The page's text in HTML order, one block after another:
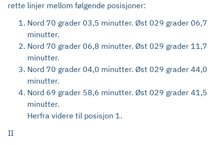
rette linjer mellom følgende posisjoner:
Nord 70 grader 03,5 minutter. Øst 029 grader 06,7
minutter.
Nord 70 grader 06,8 minutter. Øst 029 grader 11,7
minutter.
Nord 70 grader 04,0 minutter. Øst 029 grader 44,0
minutter.
Nord 69 grader 58,6 minutter. Øst 029 grader 41,5
minutter.
Herfra videre til posisjon 1.
II